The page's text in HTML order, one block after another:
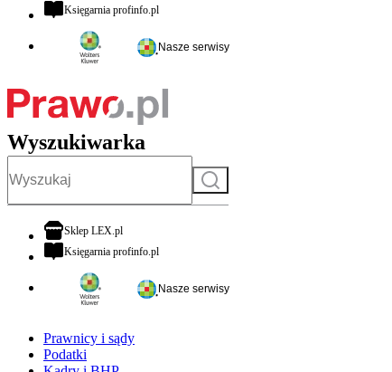
Księgarnia profinfo.plotwiera się w nowej karcie
Nasze serwisy
Wyszukiwarka
Szukaj
Sklep LEX.plotwiera się w nowej karcie
Księgarnia profinfo.plotwiera się w nowej karcie
Nasze serwisy
Prawnicy i sądy
Podatki